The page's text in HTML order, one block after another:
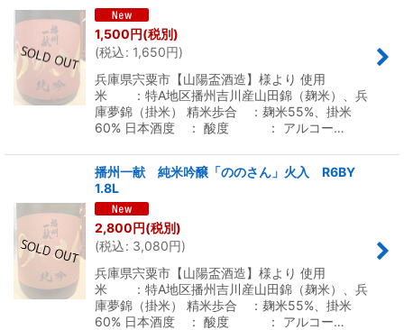
1,500円(税別)
(税込: 1,650円)
兵庫県宍粟市【山陽盃酒造】様より 使用
米 ：特A地区播州吉川産山田錦（麹米）、兵
庫夢錦（掛米） 精米歩合 ：麹米55%、掛米
60% 日本酒度 ： 酸度 ： アルコー…
播州一献 純米吟醸「ののさん」火入 R6BY
1.8L
2,800円(税別)
(税込: 3,080円)
兵庫県宍粟市【山陽盃酒造】様より 使用
米 ：特A地区播州吉川産山田錦（麹米）、兵
庫夢錦（掛米） 精米歩合 ：麹米55%、掛米
60% 日本酒度 ： 酸度 ： アルコー…